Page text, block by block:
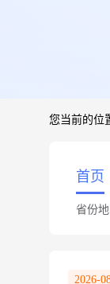
您当前的位
首页
省份地
2026-